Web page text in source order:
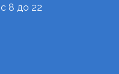
8 до 22